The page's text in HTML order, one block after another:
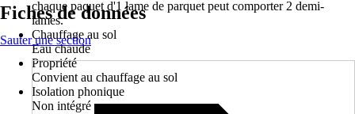
chaque paquet d'1 lame de parquet peut comporter 2 demi-
lames.
Chauffage au sol
Eau chaude
Propriété
Convient au chauffage au sol
Isolation phonique
Non intégré
Fiches de données
Sauter une section